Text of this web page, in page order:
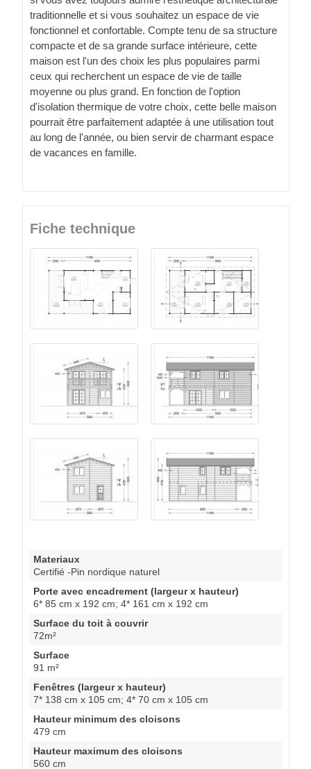
traditionnelle et si vous souhaitez un espace de vie
fonctionnel et confortable. Compte tenu de sa structure
compacte et de sa grande surface intérieure, cette
maison est l'un des choix les plus populaires parmi
ceux qui recherchent un espace de vie de taille
moyenne ou plus grand. En fonction de l'option
d'isolation thermique de votre choix, cette belle maison
pourrait être parfaitement adaptée à une utilisation tout
au long de l'année, ou bien servir de charmant espace
de vacances en famille.
Fiche technique
Materiaux
Certifié -Pin nordique naturel
Porte avec encadrement (largeur x hauteur)
6* 85 cm x 192 cm; 4* 161 cm x 192 cm
Surface du toit à couvrir
72m²
Surface
91 m²
Fenêtres (largeur x hauteur)
7* 138 cm x 105 cm; 4* 70 cm x 105 cm
Hauteur minimum des cloisons
479 cm
Hauteur maximum des cloisons
560 cm